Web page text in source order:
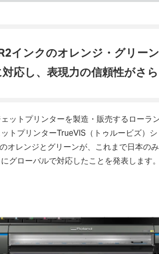
インクのオレンジ・グリー
応し、表現力の信頼性がさ
ットプリンターを製造・販売するローラ
トプリンターTrueVIS（トゥルービズ）
オレンジとグリーンが、これまで日本の
グローバルで対応したことを発表します。